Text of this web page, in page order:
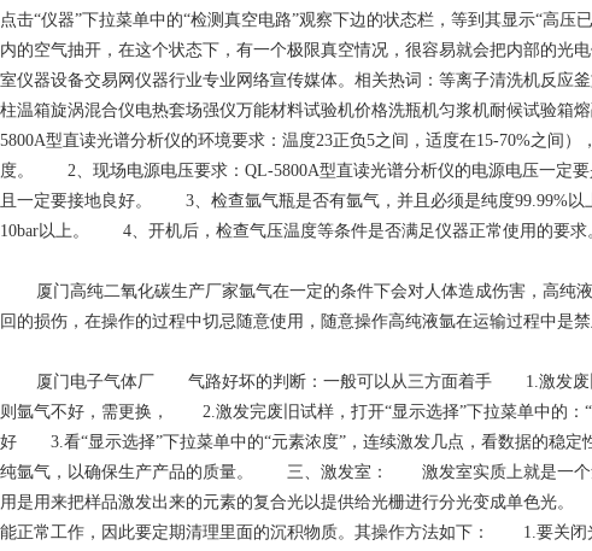
点击“仪器”下拉菜单中的“检测真空电路”观察下边的状态栏，等到其显示“高
内的空气抽开，在这个状态下，有一个极限真空情况，很容易就会把内部的光
室仪器设备交易网仪器行业专业网络宣传媒体。相关热词：等离子清洗机反应
柱温箱旋涡混合仪电热套场强仪万能材料试验机价格洗瓶机匀浆机耐候试验
5800A型直读光谱分析仪的环境要求：温度23正负5之间，适度在15-70%之间
度。 2、现场电源电压要求：QL-5800A型直读光谱分析仪的电源电压一定要
且一定要接地良好。 3、检查氩气瓶是否有氩气，并且必须是纯度99.99%以
10bar以上。 4、开机后，检查气压温度等条件是否满足仪器正常使用的要求
厦门高纯二氧化碳生产厂家氩气在一定的条件下会对人体造成伤害，高纯
回的损伤，在操作的过程中切忌随意使用，随意操作高纯液氩在运输过程中是
厦门电子气体厂 气路好坏的判断：一般可以从三方面着手 1.激发废旧
则氩气不好，需更换， 2.激发完废旧试样，打开“显示选择”下拉菜单中的：
好 3.看“显示选择”下拉菜单中的“元素浓度”，连续激发几点，看数据的稳
纯氩气，以确保生产产品的质量。 三、激发室： 激发室实质上就是一个氩
用是用来把样品激发出来的元素的复合光以提供给光栅进行分光变成单色光
能正常工作，因此要定期清理里面的沉积物质。其操作方法如下： 1.要关